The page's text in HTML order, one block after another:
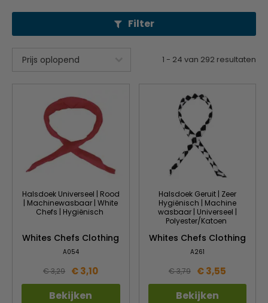
Filter
1 - 24 van 292 resultaten
Halsdoek Universeel | Rood
| Machinewasbaar | White
Chefs | Hygiënisch
Whites Chefs Clothing
A054
€ 3,29 € 3,10
Bekijken
Halsdoek Geruit | Zeer
Hygiënisch | Machine
wasbaar | Universeel |
Polyester/Katoen
Whites Chefs Clothing
A261
€ 3,79 € 3,55
Bekijken